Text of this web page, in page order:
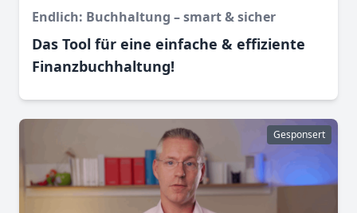
Endlich: Buchhaltung – smart & sicher
Das Tool für eine einfache & effiziente
Finanz­buchhaltung!
Gesponsert